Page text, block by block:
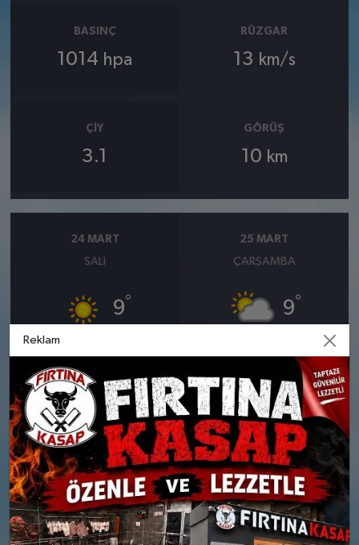
BASINÇ
1014 hpa
RÜZGAR
13 km/s
ÇIY
3.1
GÖRÜŞ
10 km
24 MART
SALI
9°
Güneşli
Nem: %59
Rüzgar: 9 km/h
25 MART
ÇARŞAMBA
9°
Bölgesel düzensiz yağmur
Nem: %62
Rüzgar: 9 km/h
Yağış Olasılığı: %83
26 MART
PERŞEMBE
27 MART
CUMA
Reklam